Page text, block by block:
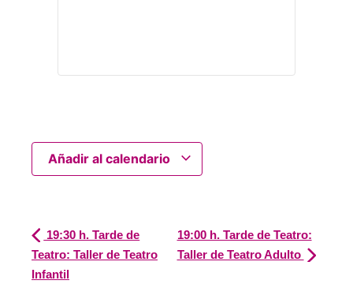
Añadir al calendario
19:30 h. Tarde de
Teatro: Taller de Teatro
Infantil
19:00 h. Tarde de Teatro:
Taller de Teatro Adulto